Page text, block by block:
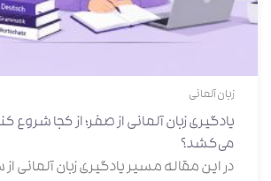
زبان آلمانی
یادگیری زبان آلمانی از صفر؛ از کجا
می‌کشد؟